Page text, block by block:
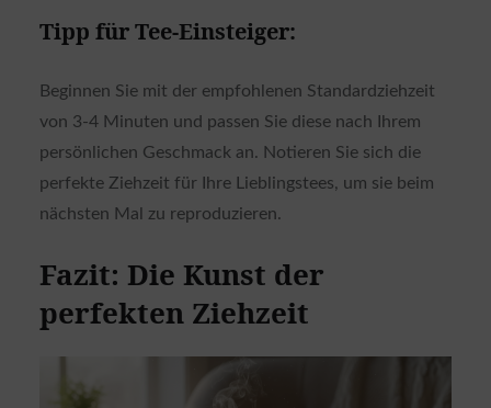
Tipp für Tee-Einsteiger:
Beginnen Sie mit der empfohlenen Standardziehzeit
von 3-4 Minuten und passen Sie diese nach Ihrem
persönlichen Geschmack an. Notieren Sie sich die
perfekte Ziehzeit für Ihre Lieblingstees, um sie beim
nächsten Mal zu reproduzieren.
Fazit: Die Kunst der
perfekten Ziehzeit